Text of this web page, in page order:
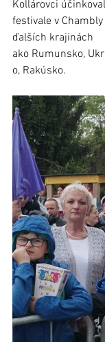
Kollárovci
festivale v
ďalších krajinách
ako Rumunsko,
o, Rakúsko.